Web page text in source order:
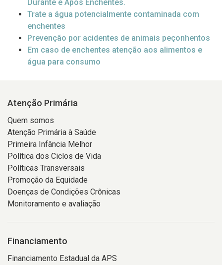
Durante e Após Enchentes.
Trate a água potencialmente contaminada com
enchentes
Prevenção por acidentes de animais peçonhentos
Em caso de enchentes atenção aos alimentos e
água para consumo
Atenção Primária
Quem somos
Atenção Primária à Saúde
Primeira Infância Melhor
Política dos Ciclos de Vida
Políticas Transversais
Promoção da Equidade
Doenças de Condições Crônicas
Monitoramento e avaliação
Financiamento
Financiamento Estadual da APS